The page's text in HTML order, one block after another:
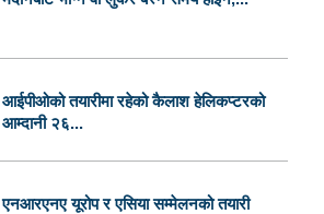
आईपीओको तयारीमा रहेको कैलाश हेलिकप्टरको
आम्दानी २६...
एनआरएनए यूरोप र एसिया सम्मेलनको तयारी